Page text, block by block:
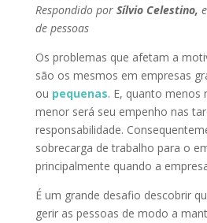
Respondido por Sílvio Celestino,
de pessoas
Os problemas que afetam a
são os mesmos em empresas
ou pequenas. E, quanto menos
menor será seu empenho nas
responsabilidade.
sobrecarga de trabalho para o
principalmente quando a
É um grande desafio descobrir
gerir as pessoas de modo a